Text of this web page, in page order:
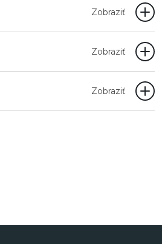
Zobraziť
Zobraziť
Zobraziť